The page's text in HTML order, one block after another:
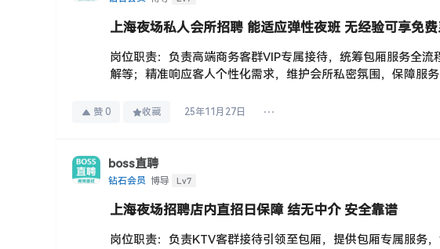
上海夜场私人会所招聘 能适应弹性夜班 无经验可享免
岗位职责：负责高端商务客群VIP专属接待，统筹包厢服务全
解等；精准响应客人个性化需求，维护会所私密氛围，保障服
赞 0 收藏 25年11月27日
boss直聘
钻石会员 博导 Lv7
上海夜场招聘店内直招日保障 结无中介 安全靠谱
岗位职责：负责KTV客群接待引领至包厢，提供包厢专属服务